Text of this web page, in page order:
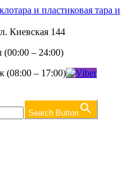
Киевская 144
(00:00 – 24:00)
(08:00 – 17:00)
Search Button